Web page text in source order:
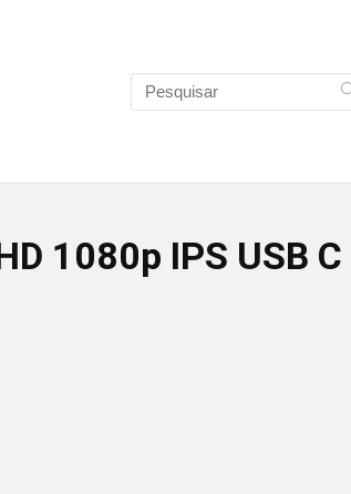
1080p IPS USB C